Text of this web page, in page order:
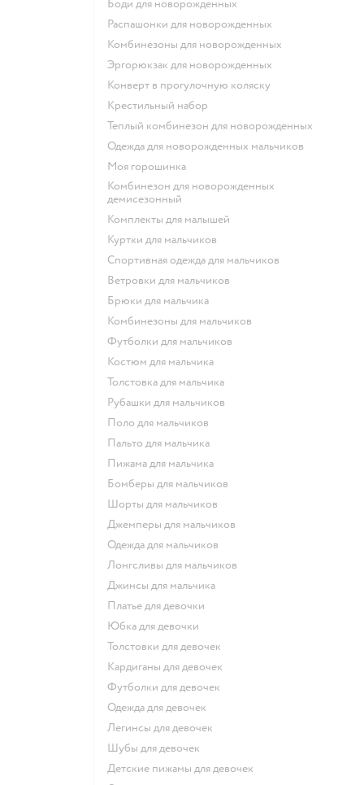
Боди для новорожденных
Распашонки для новорожденных
Комбинезоны для новорожденных
Эргорюкзак для новорожденных
Конверт в прогулочную коляску
Крестильный набор
Теплый комбинезон для новорожденных
Одежда для новорожденных мальчиков
Моя горошинка
Комбинезон для новорожденных
демисезонный
Комплекты для малышей
Куртки для мальчиков
Спортивная одежда для мальчиков
Ветровки для мальчиков
Брюки для мальчика
Комбинезоны для мальчиков
Футболки для мальчиков
Костюм для мальчика
Толстовка для мальчика
Рубашки для мальчиков
Поло для мальчиков
Пальто для мальчика
Пижама для мальчика
Бомберы для мальчиков
Шорты для мальчиков
Джемперы для мальчиков
Одежда для мальчиков
Лонгсливы для мальчиков
Джинсы для мальчика
Платье для девочки
Юбка для девочки
Толстовки для девочек
Кардиганы для девочек
Футболки для девочек
Одежда для девочек
Легинсы для девочек
Шубы для девочек
Детские пижамы для девочек